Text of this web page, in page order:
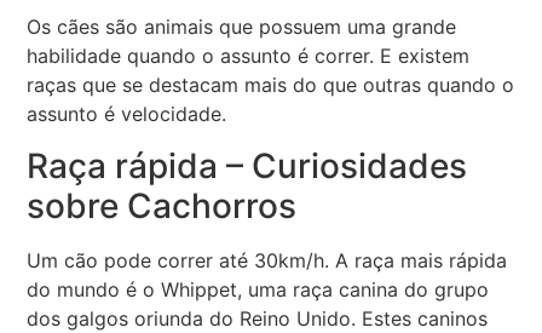
Os cães são animais que possuem uma grande
habilidade quando o assunto é correr. E existem
raças que se destacam mais do que outras quando o
assunto é velocidade.
Raça rápida – Curiosidades
sobre Cachorros
Um cão pode correr até 30km/h. A raça mais rápida
do mundo é o Whippet, uma raça canina do grupo
dos galgos oriunda do Reino Unido. Estes caninos